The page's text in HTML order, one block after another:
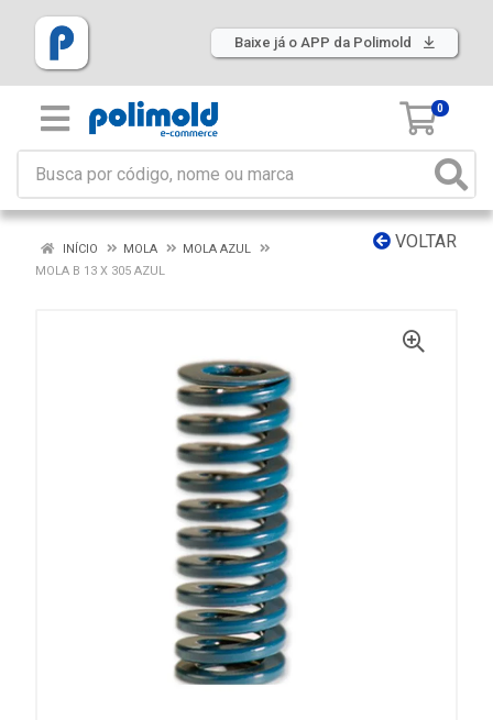
Baixe já o APP da Polimold
0
VOLTAR
INÍCIO MOLA
MOLA AZUL
MOLA B 13 X 305 AZUL